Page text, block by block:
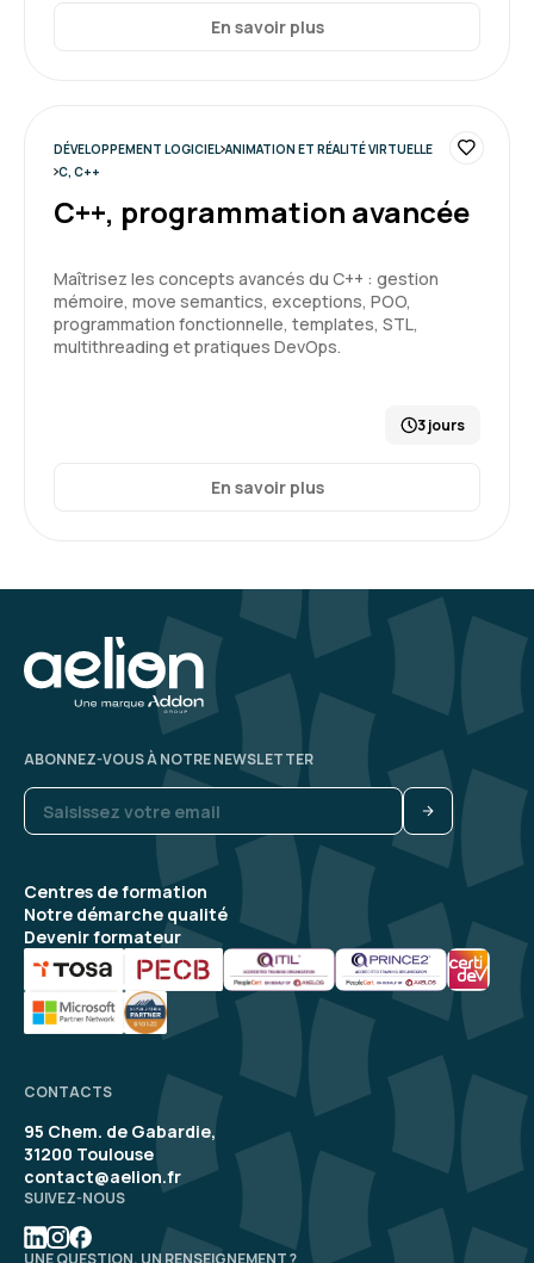
En savoir plus
DÉVELOPPEMENT LOGICIEL ANIMATION ET RÉALITÉ VIRTUELLE
C, C++
C++, programmation avancée
Maîtrisez les concepts avancés du C++ : gestion
mémoire, move semantics, exceptions, POO,
programmation fonctionnelle, templates, STL,
multithreading et pratiques DevOps.
3 jours
En savoir plus
Centres de formation
Notre démarche qualité
Devenir formateur
ABONNEZ-VOUS À NOTRE NEWSLETTER
CONTACTS
95 Chem. de Gabardie,
31200 Toulouse
contact@aelion.fr
SUIVEZ-NOUS
UNE QUESTION, UN RENSEIGNEMENT ?